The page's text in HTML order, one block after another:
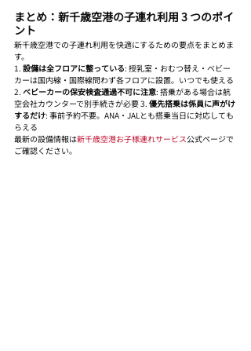
まとめ：新千歳空港の子連れ利用 3 つのポイ
ント
新千歳空港での子連れ利用を快適にするための要点をまとめま
す。
1. 設備は全フロアに整っている: 授乳室・おむつ替え・ベビー
カーは国内線・国際線問わず各フロアに設置。いつでも使える
2. ベビーカーの保安検査通過不可に注意: 搭乗がある場合は航
空会社カウンターで別手続きが必要 3. 優先搭乗は係員に声がけ
するだけ: 事前予約不要。ANA・JALとも搭乗当日に対応しても
らえる
最新の設備情報は新千歳空港お子様連れサービス公式ページで
ご確認ください。